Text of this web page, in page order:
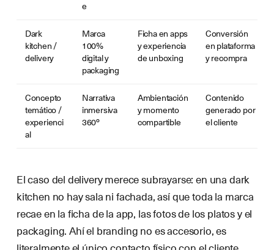
e
Dark
kitchen /
delivery
Marca
100%
digital y
packaging
Ficha en apps
y experiencia
de unboxing
Conversión
en plataforma
y recompra
Concepto
temático /
experienci
al
Narrativa
inmersiva
360º
Ambientación
y momento
compartible
Contenido
generado por
el cliente
El caso del delivery merece subrayarse: en una dark
kitchen no hay sala ni fachada, así que toda la marca
recae en la ficha de la app, las fotos de los platos y el
packaging. Ahí el branding no es accesorio, es